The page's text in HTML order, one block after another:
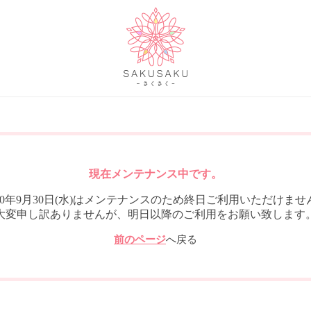
現在メンテナンス中です。
年9月30日(水)はメンテナンスのため終日ご利用いただけませ
変申し訳ありませんが、明日以降のご利用をお願い致します
前のページへ戻る